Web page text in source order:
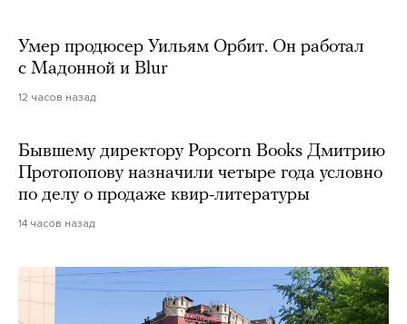
Умер продюсер Уильям Орбит. Он работал
с Мадонной и Blur
12 часов назад
Бывшему директору Popcorn Books Дмитрию
Протопопову назначили четыре года условно
по делу о продаже квир-литературы
14 часов назад